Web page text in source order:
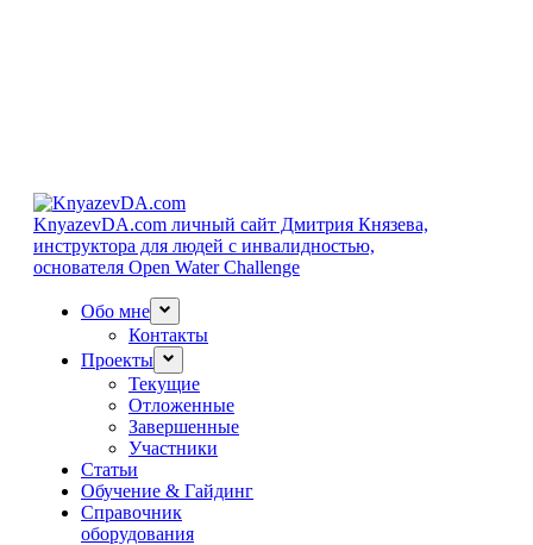
KnyazevDA.com личный сайт Дмитрия Князева,
инструктора для людей с инвалидностью,
основателя Open Water Challenge
Обо мне
Контакты
Проекты
Текущие
Отложенные
Завершенные
Участники
Статьи
Обучение & Гайдинг
Справочник
оборудования